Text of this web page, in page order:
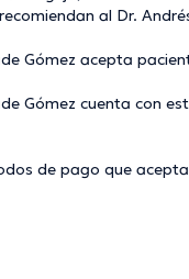
al Dr.
Gómez acepta
Gómez cuenta con
de pago que